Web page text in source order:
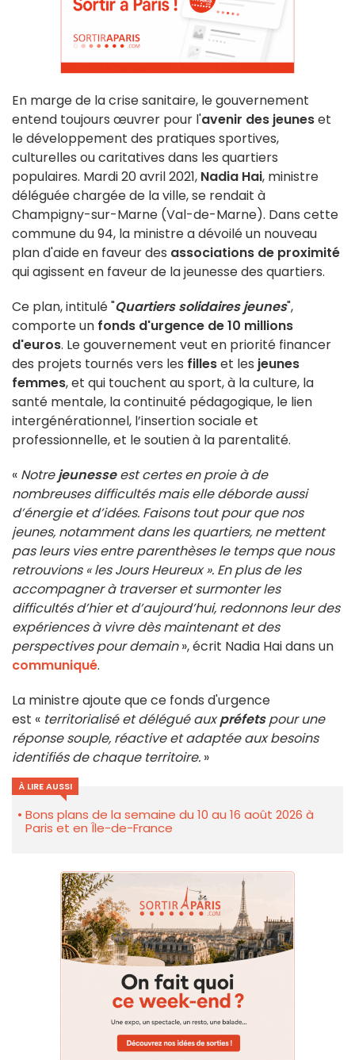
En marge de la crise sanitaire, le gouvernement
entend toujours œuvrer pour l'avenir des jeuneset
le développement des pratiques sportives,
culturelles ou caritatives dans les quartiers
populaires. Mardi 20 avril 2021, Nadia Hai, ministre
déléguée chargée de la ville, se rendait à
Champigny-sur-Marne (Val-de-Marne). Dans cette
commune du 94, la ministre a dévoilé un nouveau
plan d'aide en faveur des associations de proximité
qui agissent en faveur de la jeunesse des quartiers.
Ce plan, intitulé "Quartiers solidaires jeunes",
comporte un fonds d'urgence de 10 millions
d'euros. Le gouvernement veut en priorité financer
des projets tournés vers les filleset les jeunes
femmes, et qui touchent au sport, à la culture, la
santé mentale, la continuité pédagogique, le lien
intergénérationnel, l’insertion sociale et
professionnelle, et le soutien à la parentalité.
« Notrejeunesseest certes en proie à de
nombreuses difficultés mais elle déborde aussi
d’énergie et d’idées. Faisons tout pour que nos
jeunes, notamment dans les quartiers, ne mettent
pas leurs vies entre parenthèses le temps que nous
retrouvions « les Jours Heureux ». En plus de les
accompagner à traverser et surmonter les
difficultés d’hier et d’aujourd’hui, redonnons leur des
expériences à vivre dès maintenant et des
perspectives pour demain», écrit Nadia Hai dans un
communiqué.
La ministre ajoute que ce fonds d'urgence
est « territorialisé et délégué auxpréfetspour une
réponse souple, réactive et adaptée aux besoins
identifiés de chaque territoire. »
À LIRE AUSSI
Bons plans de la semaine du 10 au 16 août 2026 à
Paris et en Île-de-France